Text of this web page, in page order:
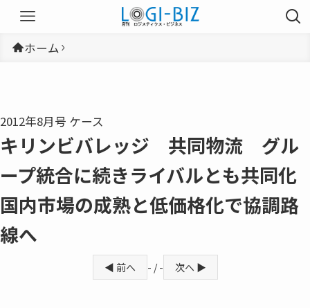
ホーム
2012年8月号 ケース
キリンビバレッジ 共同物流 グル
ープ統合に続きライバルとも共同化
国内市場の成熟と低価格化で協調路
線へ
◀ 前へ - / - 次へ ▶